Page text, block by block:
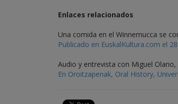
Enlaces relacionados
Una comida en el Winnemucca se
Publicado en EuskalKultura.com el
Audio y entrevista con Miguel
En Oroitzapenak, Oral History,